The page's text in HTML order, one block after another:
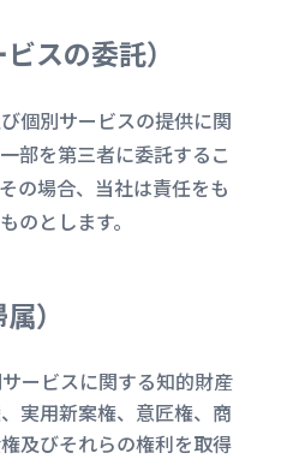
スの委託）
個別サービスの提供に関
部を第三者に委託するこ
の場合、当社は責任をも
のとします。
）
ービスに関する知的財産
実用新案権、意匠権、商
及びそれらの権利を取得